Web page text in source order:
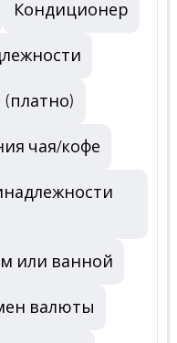
Кондиционер
чая/кофе
или ванной
валюты